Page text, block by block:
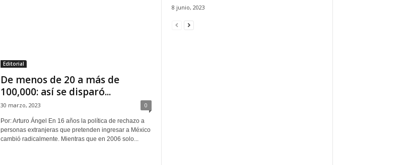
Editorial
De menos de 20 a más de
100,000: así se disparó...
30 marzo, 2023 0
Por: Arturo Ángel En 16 años la política de rechazo a
personas extranjeras que pretenden ingresar a México
cambió radicalmente. Mientras que en 2006 solo...
8 junio, 2023